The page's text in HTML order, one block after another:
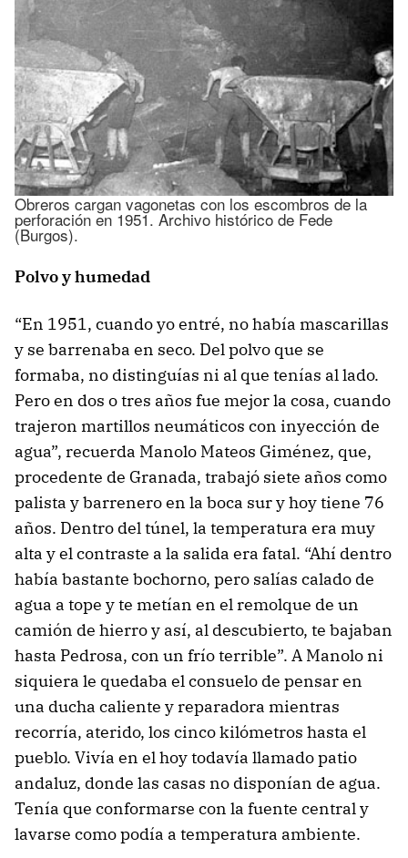
Obreros cargan vagonetas con los escombros de la
perforación en 1951. Archivo histórico de Fede
(Burgos).
Polvo y humedad
“En 1951, cuando yo entré, no había mascarillas
y se barrenaba en seco. Del polvo que se
formaba, no distinguías ni al que tenías al lado.
Pero en dos o tres años fue mejor la cosa, cuando
trajeron martillos neumáticos con inyección de
agua”, recuerda Manolo Mateos Giménez, que,
procedente de Granada, trabajó siete años como
palista y barrenero en la boca sur y hoy tiene 76
años. Dentro del túnel, la temperatura era muy
alta y el contraste a la salida era fatal. “Ahí dentro
había bastante bochorno, pero salías calado de
agua a tope y te metían en el remolque de un
camión de hierro y así, al descubierto, te bajaban
hasta Pedrosa, con un frío terrible”. A Manolo ni
siquiera le quedaba el consuelo de pensar en
una ducha caliente y reparadora mientras
recorría, aterido, los cinco kilómetros hasta el
pueblo. Vivía en el hoy todavía llamado patio
andaluz, donde las casas no disponían de agua.
Tenía que conformarse con la fuente central y
lavarse como podía a temperatura ambiente.